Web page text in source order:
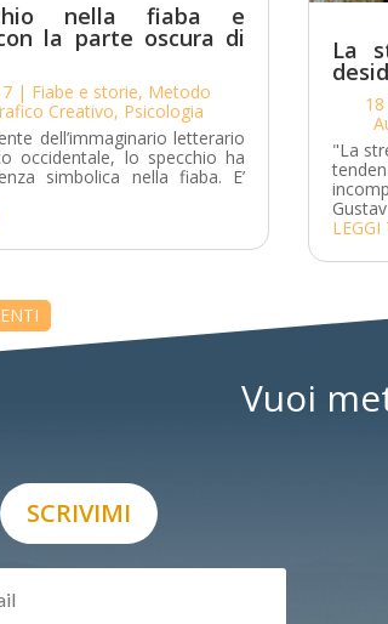
nella fiaba e
la parte oscura di
| Fiabe e storie, Metodo
Creativo, Psicologia
dell’immaginario letterario
occidentale, lo specchio ha
simbolica nella fiaba. E’
La
"La
Gustav
Vuoi
SCRIVIMI